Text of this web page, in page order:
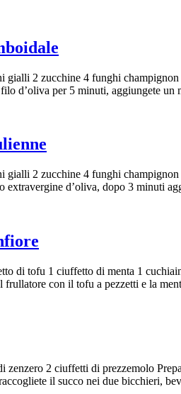
2 zucchine 4 funghi
d’oliva per 5 minuti, aggiungete
gialli 2 zucchine 4 funghi
extravergine d’oliva, dopo 3 minuti
di tofu 1 ciuffetto di menta 1
frullatore con il tofu a pezzetti e la
zenzero 2 ciuffetti di prezzemolo
il succo nei due bicchieri,